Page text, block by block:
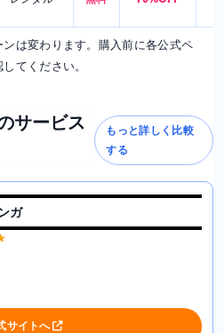
は変わります。購入前に各公式ペ
てください。
サービス
もっと詳しく比較
する
ガ
サイトへ